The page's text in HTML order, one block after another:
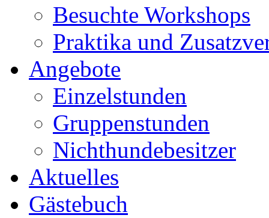
Besuchte Workshops
Praktika und
Angebote
Einzelstunden
Gruppenstunden
Nichthundebesitzer
Aktuelles
Gästebuch